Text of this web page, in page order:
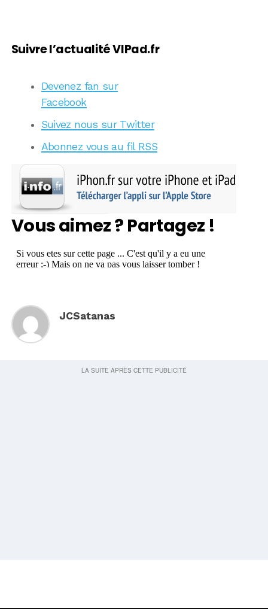
Suivre l’actualité VIPad.fr
Devenez fan sur
Facebook
Suivez nous sur Twitter
Abonnez vous au fil RSS
Vous aimez ? Partagez !
JCSatanas